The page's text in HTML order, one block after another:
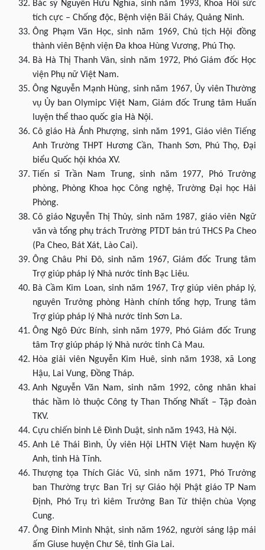
Bác sỹ Nguyễn Hữu Nghĩa, sinh năm 1993, Khoa Hồi sức
tích cực – Chống độc, Bệnh viện Bãi Cháy, Quảng Ninh.
Ông Phạm Văn Học, sinh năm 1969, Chủ tịch Hội đồng
thành viên Bệnh viện Đa khoa Hùng Vương, Phú Thọ.
Bà Hà Thị Thanh Vân, sinh năm 1972, Phó Giám đốc Học
viện Phụ nữ Việt Nam.
Ông Nguyễn Mạnh Hùng, sinh năm 1967, Ủy viên Thường
vụ Ủy ban Olymipc Việt Nam, Giám đốc Trung tâm Huấn
luyện thể thao quốc gia Hà Nội.
Cô giáo Hà Ánh Phượng, sinh năm 1991, Giáo viên Tiếng
Anh Trường THPT Hương Cần, Thanh Sơn, Phú Thọ, Đại
biểu Quốc hội khóa XV.
Tiến sĩ Trần Nam Trung, sinh năm 1977, Phó Trưởng
phòng, Phòng Khoa học Công nghệ, Trường Đại học Hải
Phòng.
Cô giáo Nguyễn Thị Thủy, sinh năm 1987, giáo viên Ngữ
văn và tổng phụ trách Trường PTDT bán trú THCS Pa Cheo
(Pa Cheo, Bát Xát, Lào Cai).
Ông Châu Phi Đô, sinh năm 1967, Giám đốc Trung tâm
Trợ giúp pháp lý Nhà nước tỉnh Bạc Liêu.
Bà Cầm Kim Loan, sinh năm 1967, Trợ giúp viên pháp lý,
nguyên Trưởng phòng Hành chính tổng hợp, Trung tâm
Trợ giúp pháp lý Nhà nước tỉnh Sơn La.
Ông Ngô Đức Bính, sinh năm 1979, Phó Giám đốc Trung
tâm Trợ giúp pháp lý Nhà nước tỉnh Cà Mau.
Hòa giải viên Nguyễn Kim Huê, sinh năm 1938, xã Long
Hậu, Lai Vung, Đồng Tháp.
Anh Nguyễn Văn Nam, sinh năm 1992, công nhân khai
thác hầm lò thuộc Công ty Than Thống Nhất – Tập đoàn
TKV.
Cựu chiến binh Lê Đình Duật, sinh năm 1943, Hà Nội.
Anh Lê Thái Bình, Ủy viên Hội LHTN Việt Nam huyện Kỳ
Anh, tỉnh Hà Tĩnh.
Thượng tọa Thích Giác Vũ, sinh năm 1971, Phó Trưởng
ban Thường trực Ban Trị sự Giáo hội Phật giáo TP Nam
Định, Phó Trụ trì kiêm Trưởng Ban Từ thiện chùa Vọng
Cung.
Ông Đinh Minh Nhật, sinh năm 1962, người sáng lập mái
ấm Giuse huyện Chư Sê, tỉnh Gia Lai.